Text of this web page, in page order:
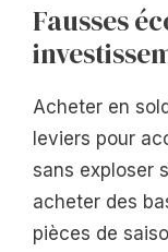
Fausses
Acheter en
leviers pour
sans exploser
acheter des
pièces de